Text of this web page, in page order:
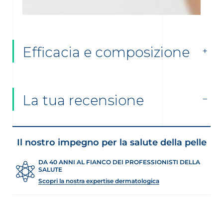
Efficacia e composizione
La tua recensione
Il nostro impegno per la salute della pelle
DA 40 ANNI AL FIANCO DEI PROFESSIONISTI DELLA
SALUTE
Scopri la nostra expertise dermatologica